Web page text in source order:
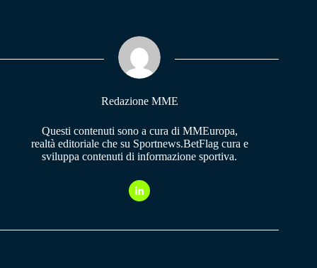
pp m
Redazione MME
Questi contenuti sono a cura di MMEuropa,
realtà editoriale che su Sportnews.BetFlag cura e
sviluppa contenuti di informazione sportiva.